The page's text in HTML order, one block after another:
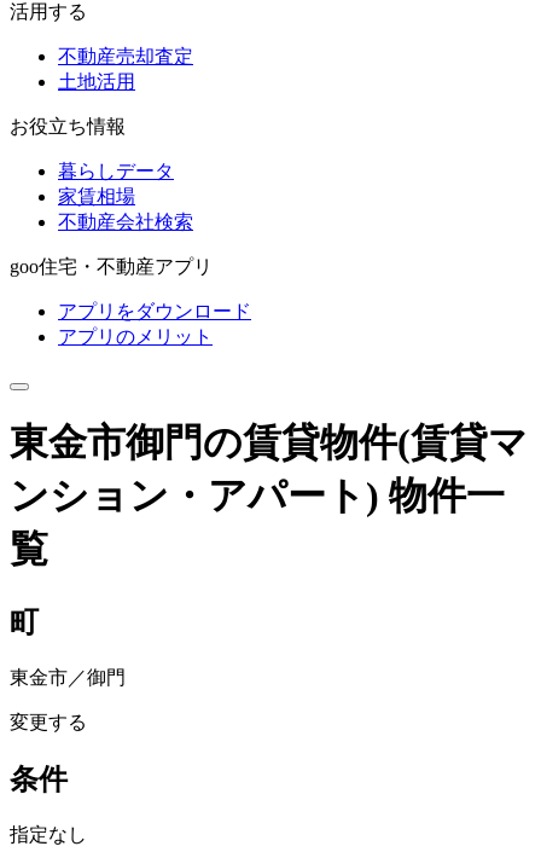
活用する
不動産売却査定
土地活用
お役立ち情報
暮らしデータ
家賃相場
不動産会社検索
goo住宅・不動産アプリ
アプリをダウンロード
アプリのメリット
東金市御門の賃貸物件(賃貸マ
ンション・アパート) 物件一
覧
町
東金市／御門
変更する
条件
指定なし